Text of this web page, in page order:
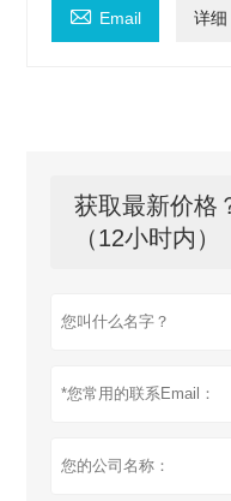
 Email 详细
获取最新价格
（12小时内）